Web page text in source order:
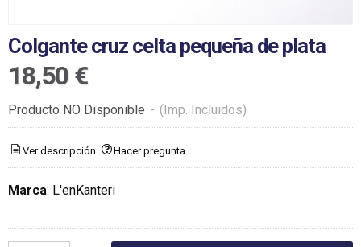
Colgante cruz celta pequeña de plata
18,50 €
Producto NO Disponible - (Imp. Incluidos)
Ver descripción Hacer pregunta
Marca: L'enKanteri